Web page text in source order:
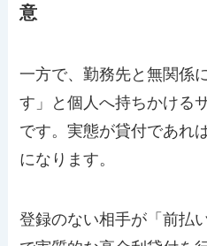
意
一方で、勤務先と無関係
す」と個人へ持ちかける
です。実態が貸付であれ
になります。
登録のない相手が「前払